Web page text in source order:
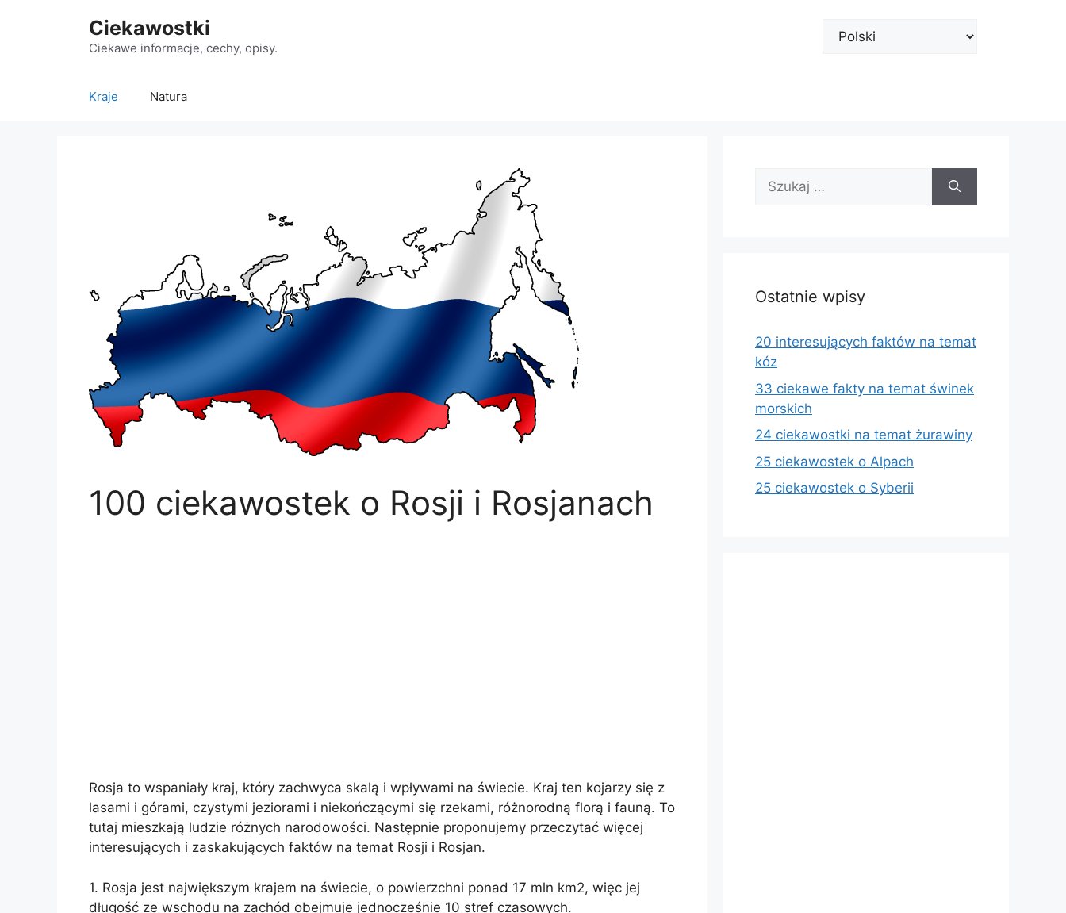
Ciekawostki
Ciekawe informacje, cechy, opisy.
Wybierz
Kraje Natura
100 ciekawostek o Rosji i Rosjanach
Rosja to wspaniały kraj, który zachwyca skalą i wpływami na świecie. Kraj ten kojarzy się z
lasami i górami, czystymi jeziorami i niekończącymi się rzekami, różnorodną florą i fauną. To
tutaj mieszkają ludzie różnych narodowości. Następnie proponujemy przeczytać więcej
interesujących i zaskakujących faktów na temat Rosji i Rosjan.
1. Rosja jest największym krajem na świecie, o powierzchni ponad 17 mln km2, więc jej
długość ze wschodu na zachód obejmuje jednocześnie 10 stref czasowych.
Szukaj:
Ostatnie wpisy
20 interesujących faktów na temat
kóz
33 ciekawe fakty na temat świnek
morskich
24 ciekawostki na temat żurawiny
25 ciekawostek o Alpach
25 ciekawostek o Syberii